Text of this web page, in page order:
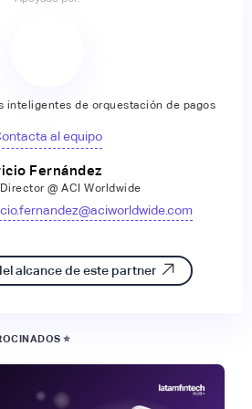
inteligentes de orquestación de pagos
al equipo
Fernández
@ ACI Worldwide
alcance de este partner
⭐